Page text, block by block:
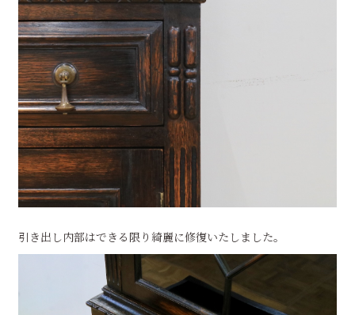
引き出し内部はできる限り綺麗に修復いたしました。